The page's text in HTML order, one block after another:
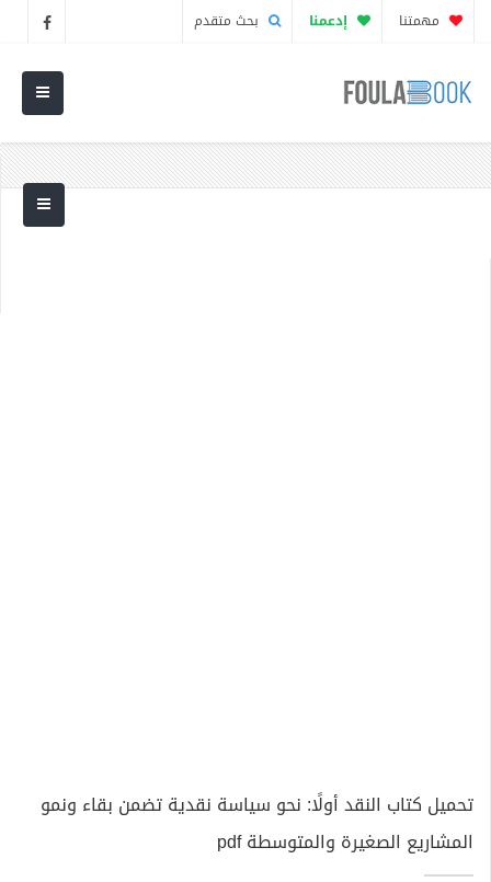
مهمتنا إدعمنا بحث متقدم
تحميل كتاب النقد أولًا: نحو سياسة نقدية تضمن بقاء ونمو
المشاريع الصغيرة والمتوسطة pdf